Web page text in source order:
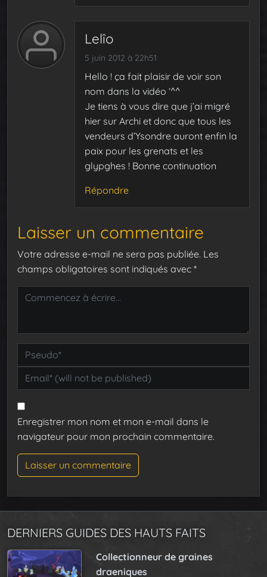
Lelîo
5 juin 2012 à 22h51
Hello ! ça fait plaisir de voir son
nom dans la vidéo ‘^^
Je tiens à vous dire que j’ai migré
hier sur Archi et donc que tous les
vendeurs d’Ysondre auront enfin la
paix pour les grenats et les
glypghes ! Bonne continuation
Répondre
Laisser un commentaire
Votre adresse e-mail ne sera pas publiée. Les
champs obligatoires sont indiqués avec *
Enregistrer mon nom et mon e-mail dans le
navigateur pour mon prochain commentaire.
DERNIERS GUIDES DES HAUTS FAITS
Collectionneur de graines
draeniques